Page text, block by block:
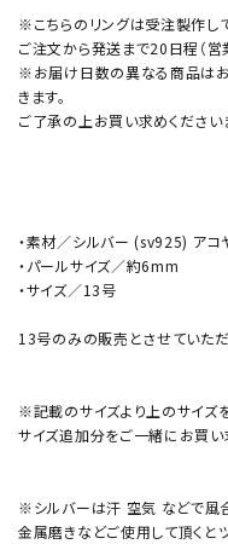
※こちらのリングは受注製作し
ご注文から発送まで20日程（営
※お届け日数の異なる商品は
きます。
ご了承の上お買い求めください
・素材／シルバー (sv925) アコ
・パールサイズ／約6mm
・サイズ／13号
13号のみの販売とさせていただ
※記載のサイズより上のサイズ
サイズ追加分をご一緒にお買い
※シルバーは汗 空気 などで風
金属磨きなどご使用して頂くと